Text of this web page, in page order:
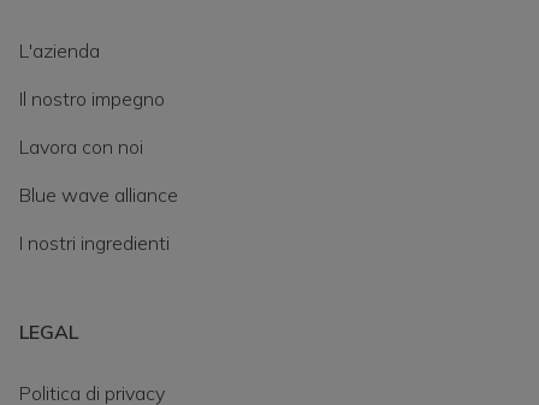
L'azienda
Il nostro impegno
Lavora con noi
Blue wave alliance
I nostri ingredienti
LEGAL
Politica di privacy